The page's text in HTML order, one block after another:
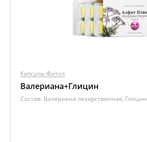
Капсулы Фитол
Валериана+Глицин
Состав: Валериана лекарственная, Глицин